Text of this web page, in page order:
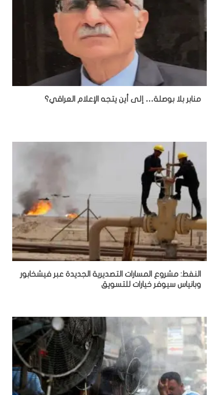
منابر بلا بوصلة… إلى أين يتجه الإعلام العراقي؟
النفط: مشروع المسارات التصديرية الجديدة عبر فيشخابور
وبانياس سيوفر خيارات للتسويق